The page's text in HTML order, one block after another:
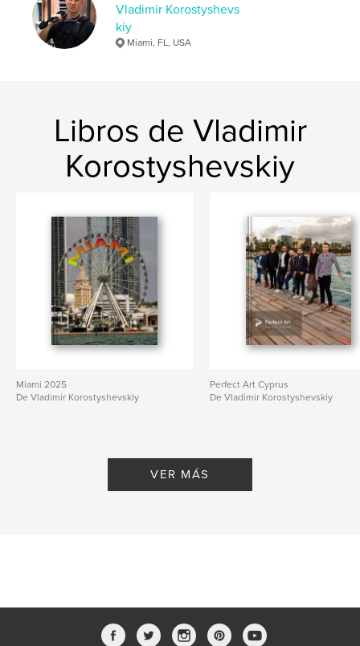
Vladimir Korostyshevs
kiy
Miami, FL, USA
Libros de Vladimir
Korostyshevskiy
Miami 2025
De Vladimir Korostyshevskiy
Perfect Art Cyprus
De Vladimir Korostyshevskiy
VER MÁS